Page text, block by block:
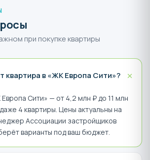
при покупке квартиры
квартира в «ЖК Европа Сити»? +
Сити» — от 4,2 млн ₽ до 11 млн
4 квартиры. Цены актуальны на
Ассоциации застройщиков
варианты под ваш бюджет.